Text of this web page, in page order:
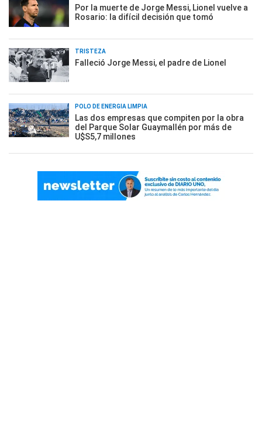
Por la muerte de Jorge Messi, Lionel vuelve a
Rosario: la difícil decisión que tomó
TRISTEZA
Falleció Jorge Messi, el padre de Lionel
POLO DE ENERGÍA LIMPIA
Las dos empresas que compiten por la obra
del Parque Solar Guaymallén por más de
U$S5,7 millones